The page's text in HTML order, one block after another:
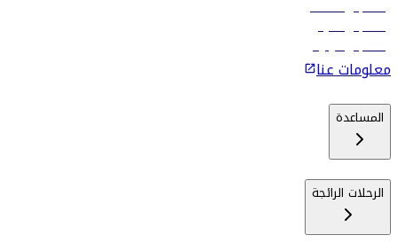
رحلات إلى مسقط
رحلات إلى ماليه
رحلات إلى كولومبو
معلومات عنا
المساعدة
الرحلات الرائجة